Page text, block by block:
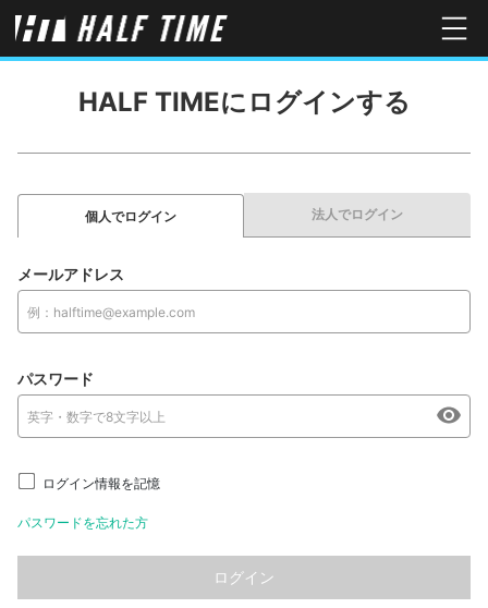
HALF TIMEにログインする
個人でログイン 法人でログイン
メールアドレス
パスワード
ログイン情報を記憶
パスワードを忘れた方